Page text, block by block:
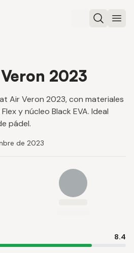
Buscar
2023
Air Veron 2023, con materiales
y núcleo Black EVA. Ideal
pádel.
de 2023
8.4